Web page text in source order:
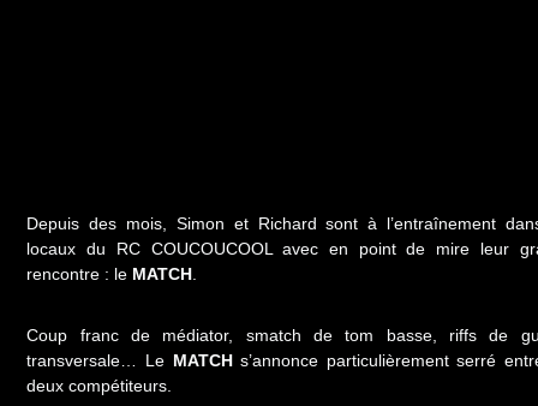
Depuis des mois, Simon et Richard sont à l’entraînement
locaux du RC COUCOUCOOL avec en point de mire leur
rencontre : le MATCH
Coup franc de médiator, smatch de tom basse, riffs de
transversale… Le MATCHs’annonce particulièrement serré
deux compétiteurs.